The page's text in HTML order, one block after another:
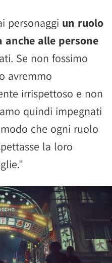
personaggi un ruolo
anche alle persone
Se non fossimo
avremmo
irrispettoso e non
quindi impegnati
che ogni ruolo
la loro